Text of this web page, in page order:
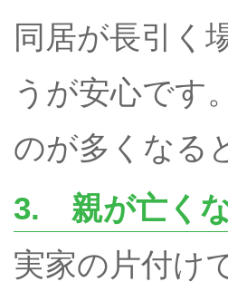
同居が長引く
うが安心です
のが多くなる
3. 親が亡く
実家の片付け